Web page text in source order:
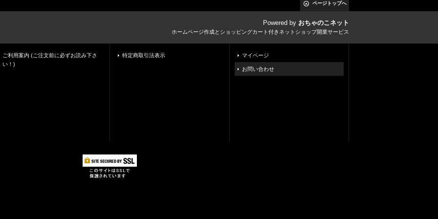
ページトップへ
Powered by おちゃのこネット
ホームページ作成とショッピングカート付きネットショップ開業サービス
ご利用案内 (ご注文前に必ずお読み下さ
い！)
特定商取引法表示 マイページ
お問い合わせ